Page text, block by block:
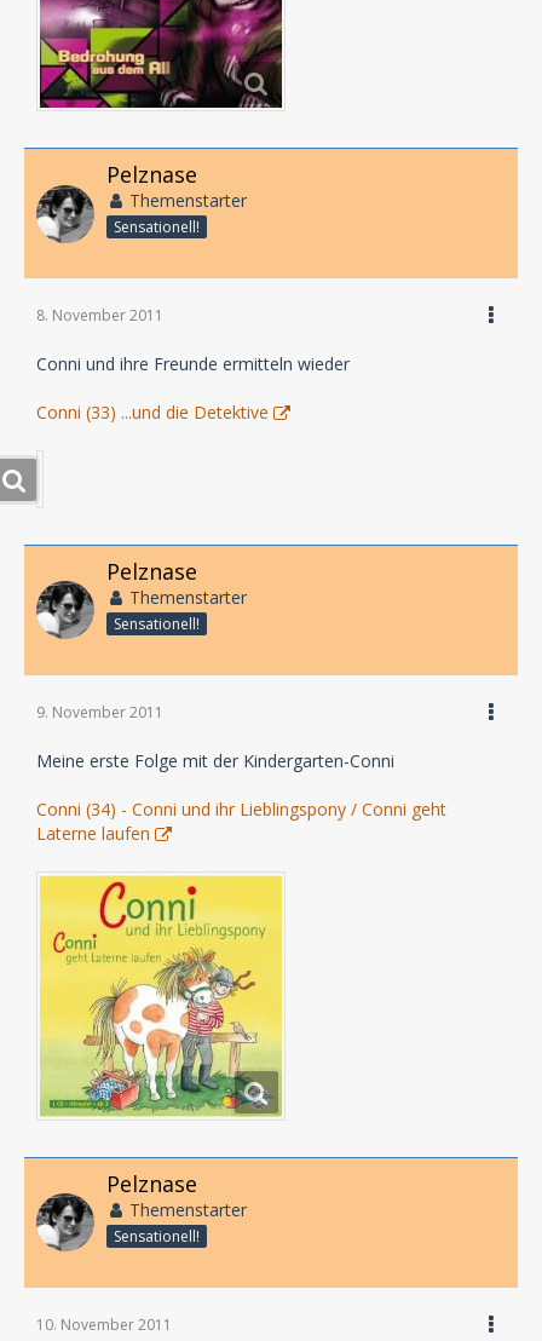
Pelznase
Themenstarter
Sensationell!
8. November 2011
Conni und ihre Freunde ermitteln wieder
Conni (33) ...und die Detektive
Pelznase
Themenstarter
Sensationell!
9. November 2011
Meine erste Folge mit der Kindergarten-Conni
Conni (34) - Conni und ihr Lieblingspony / Conni geht
Laterne laufen
Pelznase
Themenstarter
Sensationell!
10. November 2011